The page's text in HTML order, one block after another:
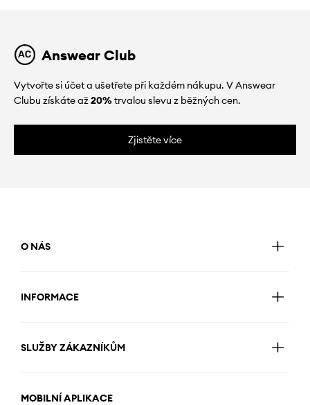
Answear Club
Vytvořte si účet a ušetřete při každém nákupu. V Answear
Clubu získáte až20%trvalou slevu z běžných cen.
Zjistěte více
O NÁS
INFORMACE
SLUŽBY ZÁKAZNÍKŮM
MOBILNÍ APLIKACE